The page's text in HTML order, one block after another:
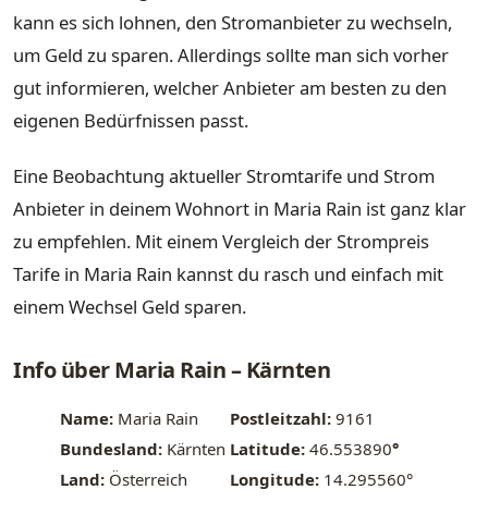
kann es sich lohnen, den Stromanbieter zu wechseln,
um Geld zu sparen. Allerdings sollte man sich vorher
gut informieren, welcher Anbieter am besten zu den
eigenen Bedürfnissen passt.
Eine Beobachtung aktueller Stromtarife und Strom
Anbieter in deinem Wohnort in Maria Rain ist ganz klar
zu empfehlen. Mit einem Vergleich der Strompreis
Tarife in Maria Rain kannst du rasch und einfach mit
einem Wechsel Geld sparen.
Info über Maria Rain – Kärnten
Name: Maria Rain Postleitzahl: 9161
Bundesland: Kärnten Latitude: 46.553890°
Land: Österreich Longitude: 14.295560°